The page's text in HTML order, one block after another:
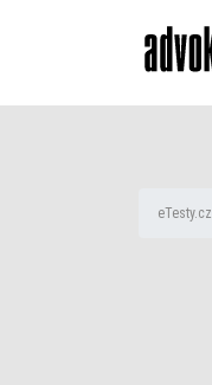
eTesty.cz